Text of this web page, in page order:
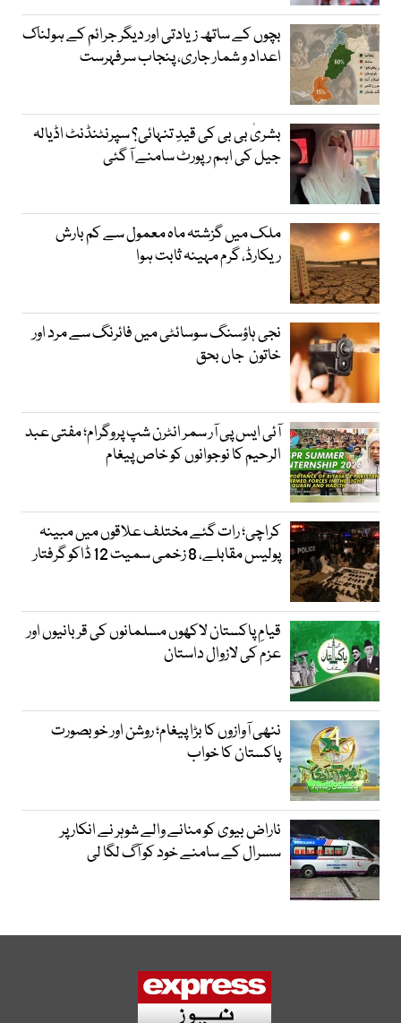
بچوں کے ساتھ زیادتی اور دیگر جرائم کے ہولناک
اعداد و شمار جاری، پنجاب سرفہرست
بشریٰ بی بی کی قیدِ تنہائی؟ سپرنٹنڈنٹ اڈیالہ
جیل کی اہم رپورٹ سامنے آ گئی
ملک میں گزشتہ ماہ معمول سے کم بارش
ریکارڈ، گرم مہینہ ثابت ہوا
نجی ہاؤسنگ سوسائٹی میں فائرنگ سے مرد اور
خاتون جاں بحق
آئی ایس پی آر سمر انٹرن شپ پروگرام؛ مفتی عبد
الرحیم کا نوجوانوں کو خاص پیغام
کراچی؛ رات گئے مختلف علاقوں میں مبینہ
پولیس مقابلے، 8 زخمی سمیت 12 ڈاکو گرفتار
قیامِ پاکستان لاکھوں مسلمانوں کی قربانیوں اور
عزم کی لازوال داستان
ننھی آوازوں کا بڑا پیغام؛ روشن اور خوبصورت
پاکستان کا خواب
ناراض بیوی کو منانے والے شوہر نے انکار پر
سسرال کے سامنے خود کو آگ لگا لی